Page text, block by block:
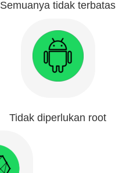
Semuanya tidak terbatas
Tidak diperlukan root